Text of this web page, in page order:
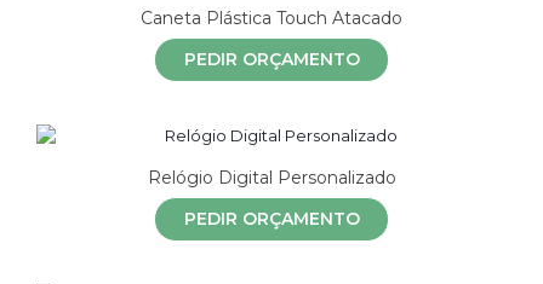
Caneta Plástica Touch Atacado
PEDIR ORÇAMENTO
Relógio Digital Personalizado
PEDIR ORÇAMENTO